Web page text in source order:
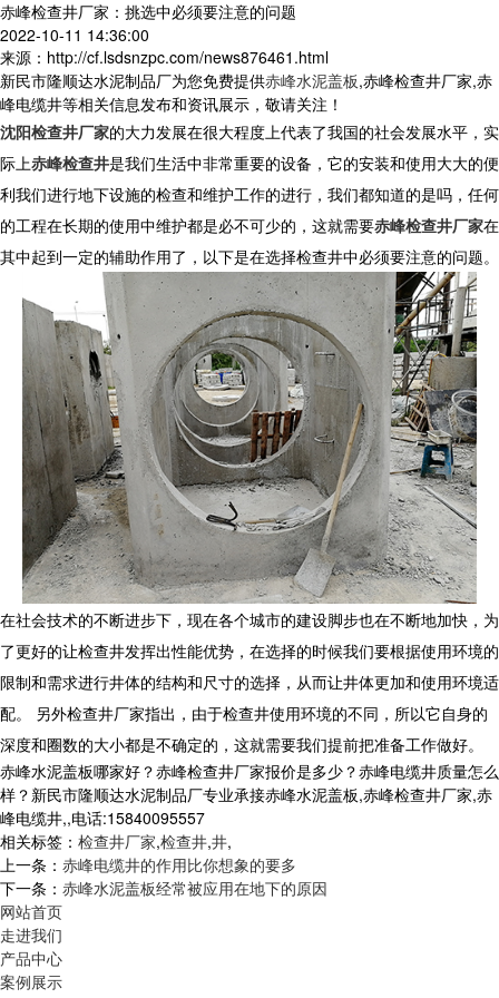
赤峰检查井厂家：挑选中必须要注意的问题
2022-10-11 14:36:00
来源：http://cf.lsdsnzpc.com/news876461.html
新民市隆顺达水泥制品厂为您免费提供赤峰水泥盖板,赤峰检查井厂家,赤
峰电缆井等相关信息发布和资讯展示，敬请关注！
沈阳检查井厂家的大力发展在很大程度上代表了我国的社会发展水平，实
际上赤峰检查井是我们生活中非常重要的设备，它的安装和使用大大的便
利我们进行地下设施的检查和维护工作的进行，我们都知道的是吗，任何
的工程在长期的使用中维护都是必不可少的，这就需要赤峰检查井厂家在
其中起到一定的辅助作用了，以下是在选择检查井中必须要注意的问题。
在社会技术的不断进步下，现在各个城市的建设脚步也在不断地加快，为
了更好的让检查井发挥出性能优势，在选择的时候我们要根据使用环境的
限制和需求进行井体的结构和尺寸的选择，从而让井体更加和使用环境适
配。 另外检查井厂家指出，由于检查井使用环境的不同，所以它自身的
深度和圈数的大小都是不确定的，这就需要我们提前把准备工作做好。
赤峰水泥盖板哪家好？赤峰检查井厂家报价是多少？赤峰电缆井质量怎么
样？新民市隆顺达水泥制品厂专业承接赤峰水泥盖板,赤峰检查井厂家,赤
峰电缆井,,电话:15840095557
相关标签： 检查井厂家,检查井,井,
上一条： 赤峰电缆井的作用比你想象的要多
下一条： 赤峰水泥盖板经常被应用在地下的原因
网站首页
走进我们
产品中心
案例展示